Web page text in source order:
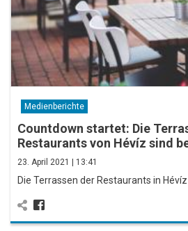
Medienberichte
Countdown startet: Die
Restaurants von Hévíz sind
23. April 2021 | 13:41
Die Terrassen der Restaurants in